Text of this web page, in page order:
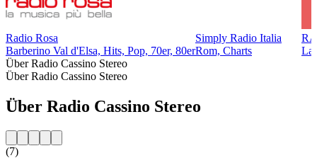
Radio Rosa
Barberino Val d'Elsa, Hits, Pop, 70er, 80er
Simply Radio Italia
Rom, Charts
Über Radio Cassino Stereo
Über Radio Cassino Stereo
Über Radio Cassino Stereo
(7)